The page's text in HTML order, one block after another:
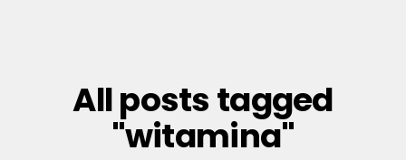
All posts tagged
"witamina"